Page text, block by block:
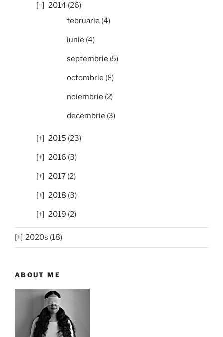
2014 (26)
februarie (4)
iunie (4)
septembrie (5)
octombrie (8)
noiembrie (2)
decembrie (3)
2015 (23)
2016 (3)
2017(2)
2018 (3)
2019 (2)
2020s (18)
ABOUT ME